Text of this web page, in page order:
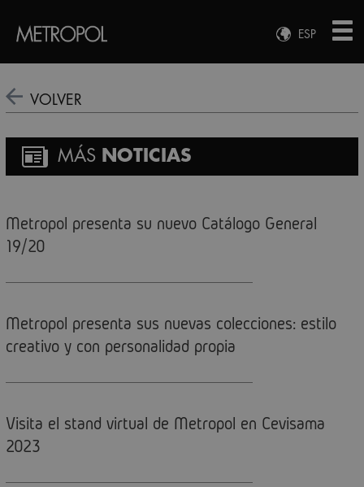
ESP
ENG
VOLVER
MÁS NOTICIAS
Metropol presenta su nuevo Catálogo General
19/20
Metropol presenta sus nuevas colecciones: estilo
creativo y con personalidad propia
Visita el stand virtual de Metropol en Cevisama
2023